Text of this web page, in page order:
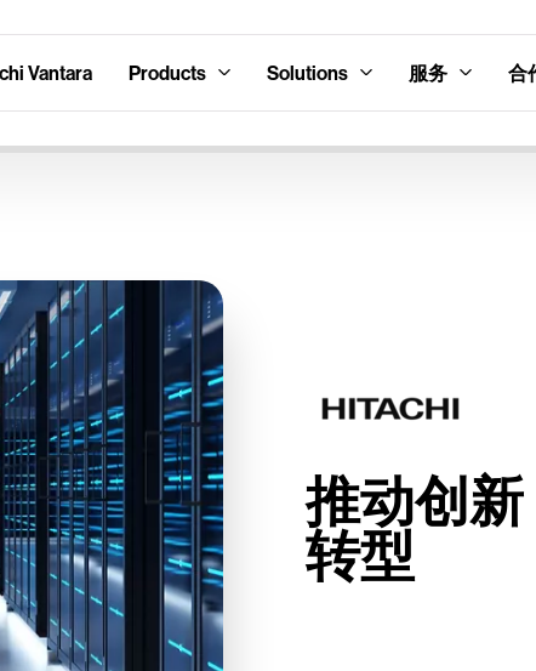
Vantara Products Solutions 服务 合
推动创
转型